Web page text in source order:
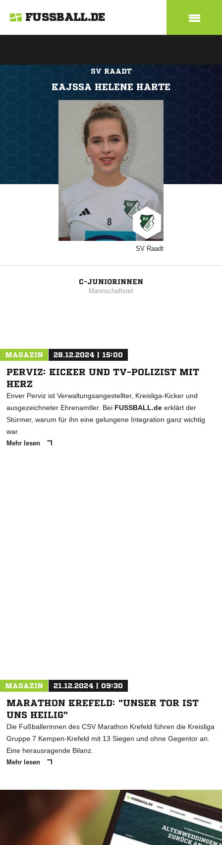
FUSSBALL.DE
SV RAADT
KAJSSA HELENE HARTE
SV Raadt
C-JUNIORINNEN
Mannschaftsart
MAGAZIN 28.12.2024 | 15:00
PERVIZ: KICKER UND TV-POLIZIST MIT
HERZ
Enver Perviz ist Verwaltungsangestellter, Kreisliga-Kicker und
ausgezeichneter Ehrenamtler. Bei FUSSBALL.de erklärt der
Stürmer, warum für ihn eine gelungene Integration ganz wichtig
war.
Mehr lesen
MAGAZIN 21.12.2024 | 09:30
MARATHON KREFELD: "UNSER TOR IST
UNS HEILIG"
Die Fußballerinnen des CSV Marathon Krefeld führen die Kreisliga
Gruppe 7 Kempen-Krefeld mit 13 Siegen und ohne Gegentor an.
Eine herausragende Bilanz.
Mehr lesen